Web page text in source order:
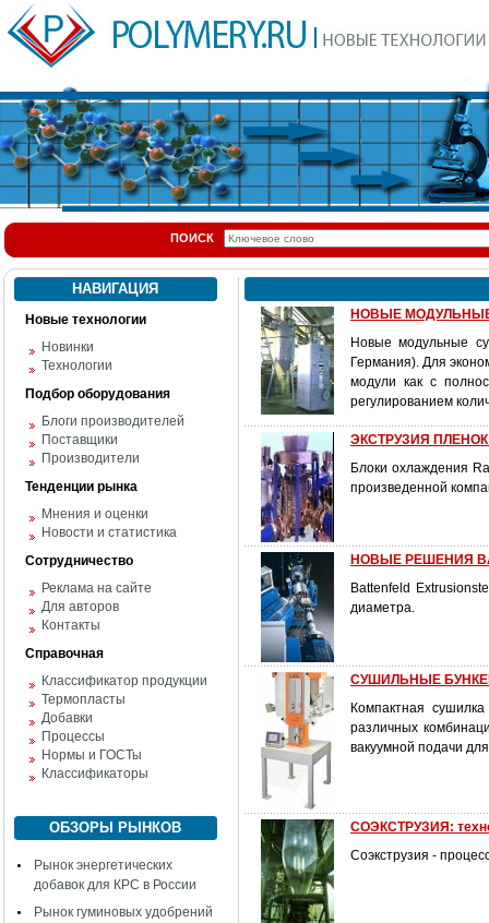
ПОИСК
НАВИГАЦИЯ
Новые технологии
Новинки
Технологии
Подбор оборудования
Блоги производителей
Поставщики
Производители
Тенденции рынка
Мнения и оценки
Новости и статистика
Сотрудничество
Реклама на сайте
Для авторов
Контакты
Справочная
Классификатор продукции
Термопласты
Добавки
Процессы
Нормы и ГОСТы
Классификаторы
ОБЗОРЫ РЫНКОВ
Рынок энергетических
добавок для КРС в России
Рынок гуминовых удобрений
НОВЫЕ МОДУЛЬНЫЕ
Новые модульные
Германия). Для
модули как с
регулированием
ЭКСТРУЗИЯ ПЛЕНОК:
Блоки охлаждения
произведенной
НОВЫЕ РЕШЕНИЯ
Battenfeld
диаметра.
СУШИЛЬНЫЕ
Компактная
различных
вакуумной подачи
СОЭКСТРУЗИЯ:
Соэкструзия -